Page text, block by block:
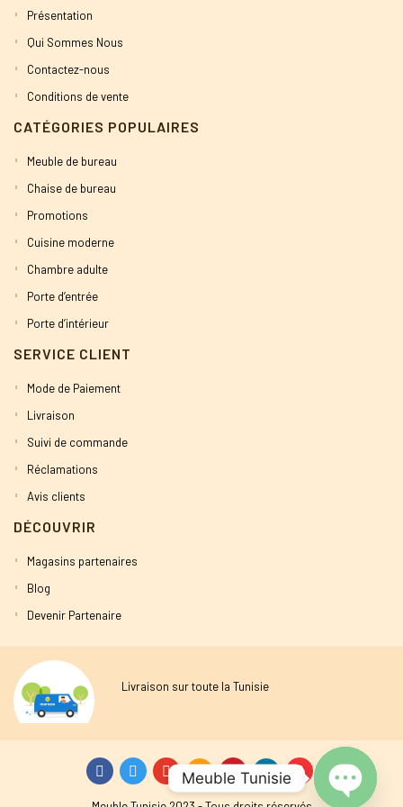
Présentation
Qui Sommes Nous
Contactez-nous
Conditions de vente
CATÉGORIES POPULAIRES
Meuble de bureau
Chaise de bureau
Promotions
Cuisine moderne
Chambre adulte
Porte d’entrée
Porte d’intérieur
SERVICE CLIENT
Mode de Paiement
Livraison
Suivi de commande
Réclamations
Avis clients
DÉCOUVRIR
Magasins partenaires
Blog
Devenir Partenaire
Livraison sur toute la Tunisie
Meuble Tunisie